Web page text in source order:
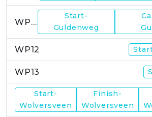
WP11
Start-
Guldenweg
WP12
WP13
Start-
Wolversveen
Finish-
Wolversveen